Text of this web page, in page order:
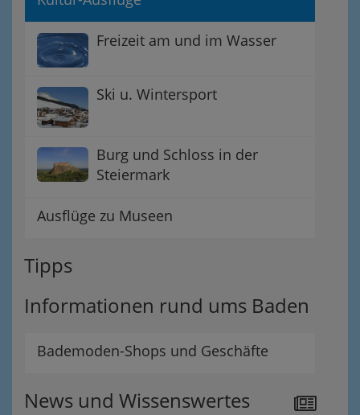
Freizeit am und im Wasser
Ski u. Wintersport
Burg und Schloss in der
Steiermark
Ausflüge zu Museen
Tipps
Informationen rund ums Baden
Bademoden-Shops und Geschäfte
News und Wissenswertes